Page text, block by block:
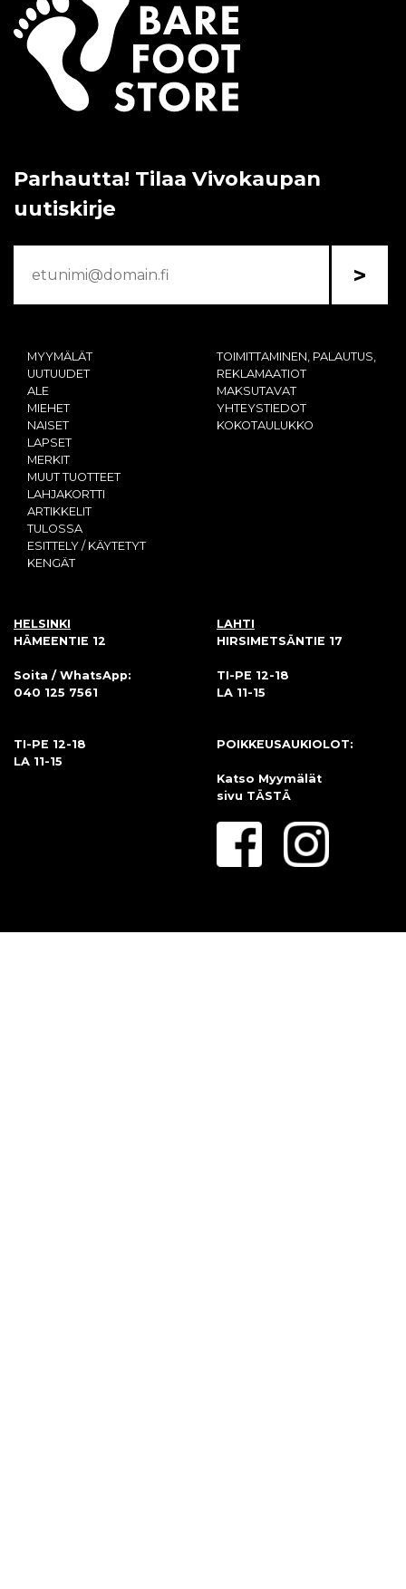
Parhautta! Tilaa Vivokaupan
uutiskirje
>
MYYMÄLÄT
UUTUUDET
ALE
MIEHET
NAISET
LAPSET
MERKIT
MUUT TUOTTEET
LAHJAKORTTI
ARTIKKELIT
TULOSSA
ESITTELY / KÄYTETYT
KENGÄT
TOIMITTAMINEN, PALAUTUS,
REKLAMAATIOT
MAKSUTAVAT
YHTEYSTIEDOT
KOKOTAULUKKO
HELSINKI
HÄMEENTIE 12
Soita / WhatsApp:
040 125 7561
TI-PE 12-18
LA 11-15
LAHTI
HIRSIMETSÄNTIE 17
TI-PE 12-18
LA 11-15
POIKKEUSAUKIOLOT:
Katso Myymälät
sivu TÄSTÄ